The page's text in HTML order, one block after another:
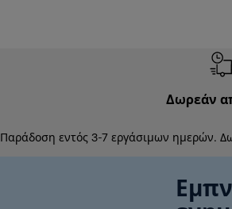
Δωρεάν
Παράδοση εντός 3-7 εργάσιμων ημερών.